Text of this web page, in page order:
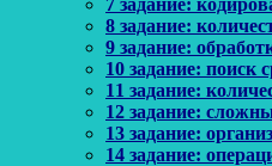
7 задание:
8 задание:
9 задание:
10 задание: поиск
11 задание:
12 задание:
13 задание:
14 задание: